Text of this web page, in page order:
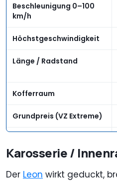
Beschleunigung 0–100
km/h
Höchstgeschwindigkeit
Länge / Radstand
Kofferraum
Grundpreis (VZ Extreme)
Karosserie /
Der Leon wirkt geduckt,